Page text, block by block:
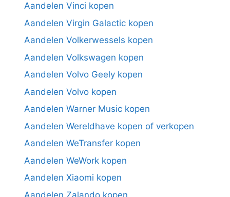
Aandelen Vinci kopen
Aandelen Virgin Galactic kopen
Aandelen Volkerwessels kopen
Aandelen Volkswagen kopen
Aandelen Volvo Geely kopen
Aandelen Volvo kopen
Aandelen Warner Music kopen
Aandelen Wereldhave kopen of verkopen
Aandelen WeTransfer kopen
Aandelen WeWork kopen
Aandelen Xiaomi kopen
Aandelen Zalando kopen